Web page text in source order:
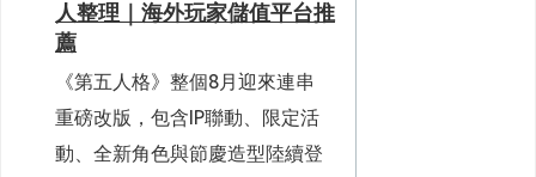
期穩定儲值、把花費壓到最低，
挑對儲值手法與合作平台是重中
之重。這篇結合海外使用者真實
使用情境，分享簡單好上手的克
拉克拉儲值 攻略，就算是第一次
人整理｜海外玩家儲值平台推
薦
《第五人格》整個8月迎來連串
重磅改版，包含IP聯動、限定活
動、全新角色與節慶造型陸續登